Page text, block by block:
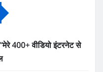
400+ वीडियो इंटरनेट से